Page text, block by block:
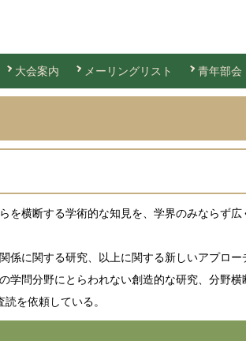
大会案内 メーリングリスト 青年部会
横断する学術的な知見を、学界のみならず広
に関する研究、以上に関する新しいアプロー
学問分野にとらわれない創造的な研究、分野横
を依頼している。